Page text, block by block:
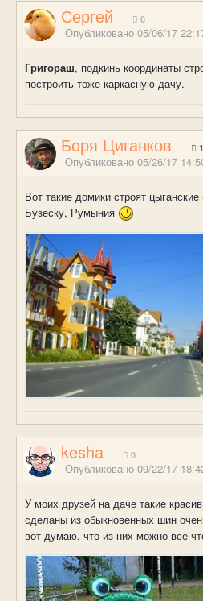
Сергей 0
Опубликовано 05/06/17
Григораш, подкинь координаты
построить тоже каркасную дачу.
Боря Циганков 1
Опубликовано 05/26/17
Вот такие домики строят
Бузеску, Румыния
kesha 0
Опубликовано 09/22/17
У моих друзей на даче такие
сделаны из обыкновенных шин
вот думаю, что из них можно все